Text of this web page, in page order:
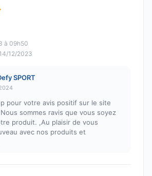
5
à 09h50
12/2023
SPORT
pour votre avis positif sur le site
Nous sommes ravis que vous soyez
produit. ,Au plaisir de vous
avec nos produits et